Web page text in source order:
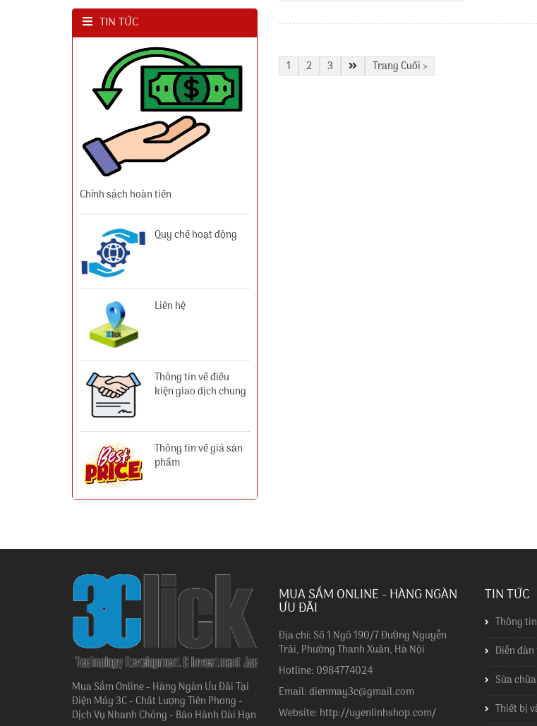
TIN TỨC
Chính sách hoàn tiền
Quy chế hoạt động
Liên hệ
Thông tin về điều
kiện giao dịch chung
Thông tin về giá sản
phẩm
1 2 3 Trang Cuối ›
Mua Sắm Online - Hàng Ngàn Ưu Đãi Tại
Điện Máy 3C - Chất Lượng Tiên Phong -
Dịch Vụ Nhanh Chóng - Bảo Hành Dài Hạn
MUA SẮM ONLINE - HÀNG NGÀN
ƯU ĐÃI
Địa chỉ: Số 1 Ngõ 190/7 Đường Nguyễn
Trãi, Phường Thanh Xuân, Hà Nội
Hotline: 0984774024
Email: dienmay3c@gmail.com
Website: http://uyenlinhshop.com/
TIN TỨC
Thông
Diễn
Sửa
Thiết bị